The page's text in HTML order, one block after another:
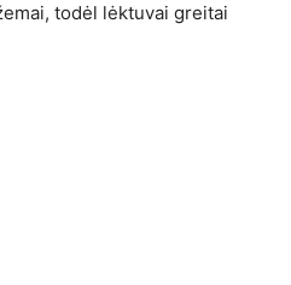
todėl lėktuvai greitai